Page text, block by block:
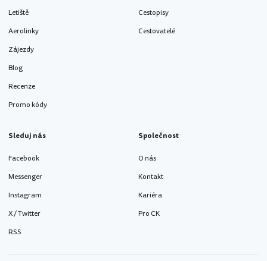
Letiště
Aerolinky
Zájezdy
Blog
Recenze
Promo kódy
Cestopisy
Cestovatelé
Sleduj nás
Facebook
Messenger
Instagram
X / Twitter
RSS
Společnost
O nás
Kontakt
Kariéra
Pro CK